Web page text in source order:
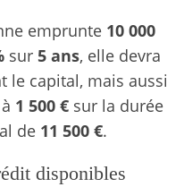
emprunte 10 000
sur 5 ans, elle devra
le capital, mais aussi
1 500 €sur la durée
de 11 500 €.
disponibles